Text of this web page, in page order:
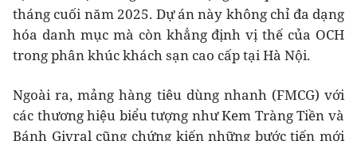
tháng cuối năm 2025. Dự án này không chỉ đa dạng
hóa danh mục mà còn khẳng định vị thế của OCH
trong phân khúc khách sạn cao cấp tại Hà Nội.
Ngoài ra, mảng hàng tiêu dùng nhanh (FMCG) với
các thương hiệu biểu tượng như Kem Tràng Tiền và
Bánh Givral cũng chứng kiến những bước tiến mới